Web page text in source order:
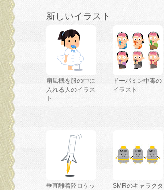
新しいイラスト
扇風機を服の中に
入れる人のイラス
ト
ドーパミン中毒の
イラスト
垂直離着陸ロケッ
SMRのキャラクタ